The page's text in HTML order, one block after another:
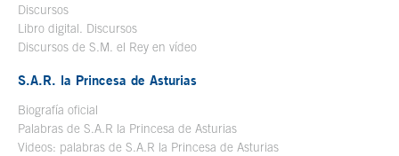
Discursos
Libro digital. Discursos
Discursos de S.M. el Rey en vídeo
S.A.R. la Princesa de Asturias
Biografía oficial
Palabras de S.A.R la Princesa de Asturias
Videos: palabras de S.A.R la Princesa de Asturias